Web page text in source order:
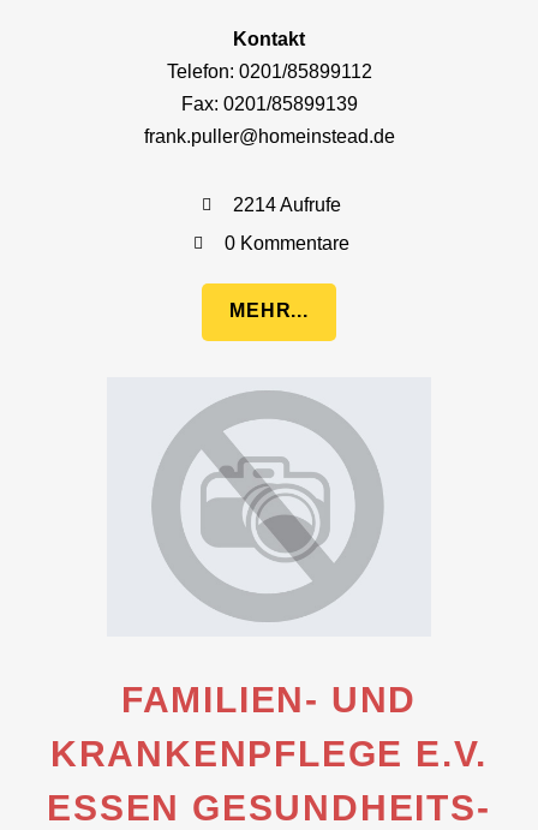
Kontakt
Telefon: 0201/85899112
Fax: 0201/85899139
frank.puller@homeinstead.de
2214 Aufrufe
0 Kommentare
MEHR...
FAMILIEN- UND
KRANKENPFLEGE E.V.
ESSEN GESUNDHEITS-